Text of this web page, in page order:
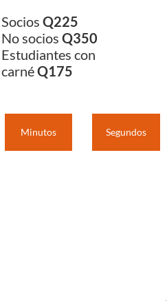
SociosQ225
No sociosQ350
Estudiantes con
carnéQ175
Minutos Segundos